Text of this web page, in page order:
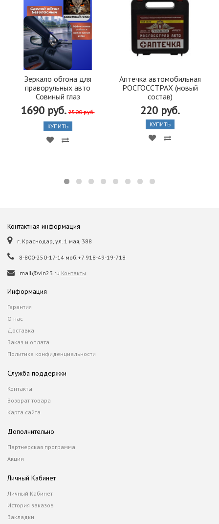
Зеркало обгона для
праворульных авто
Совиный глаз
1690 руб. 2500 руб.
КУПИТЬ
Аптечка автомобильная
РОСГОССТРАХ (новый
состав)
220 руб.
КУПИТЬ
Контактная информация
г. Краснодар, ул. 1 мая, 388
8-800-250-17-14 моб.+7 918-49-19-718
mail@vin23.ru Контакты
Информация
Гарантия
О нас
Доставка
Заказ и оплата
Политика конфиденциальности
Служба поддержки
Контакты
Возврат товара
Карта сайта
Дополнительно
Партнерская программа
Акции
Личный Кабинет
Личный Кабинет
История заказов
Закладки